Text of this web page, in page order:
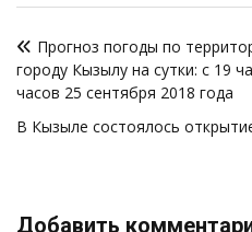
по
записям
Прогноз погоды по
городу Кызылу на сутки: с 19
часов 25 сентября 2018 года
В Кызыле состоялось
Добавить